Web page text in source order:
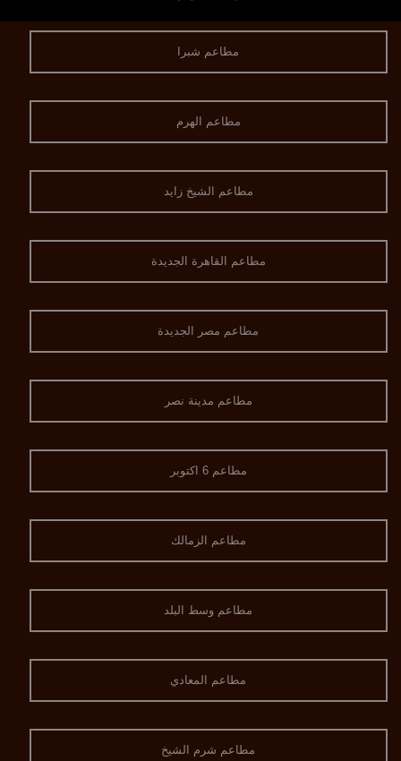
مطاعم شبرا
مطاعم الهرم
مطاعم الشيخ زايد
مطاعم القاهرة الجديدة
مطاعم مصر الجديدة
مطاعم مدينة نصر
مطاعم 6 اكتوبر
مطاعم الزمالك
مطاعم وسط البلد
مطاعم المعادي
مطاعم شرم الشيخ